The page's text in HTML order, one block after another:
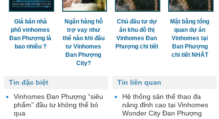
Giá bán nhà
phố vinhomes
Đan Phượng là
bao nhiêu ?
Ngân hàng hỗ
trợ vay như
thế nào khi đầu
tư Vinhomes
Đan Phượng
City?
Chủ đầu tư dự
án khu đô thị
Vinhomes Đan
Phượng chi tiết
Mặt bằng tổng
quan dự án
Vinhomes tại
Đan Phượng
chi tiết NHẤT
Tin liên quan
Hệ thống sân thể thao đa
năng đỉnh cao tại Vinhomes
Wonder City Đan Phượng
Tin đặc biệt
Vinhomes Đan Phượng “siêu
phẩm” đầu tư không thể bỏ
qua